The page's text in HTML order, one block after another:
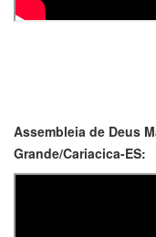
Assembleia de Deus
Grande/Cariacica-ES: